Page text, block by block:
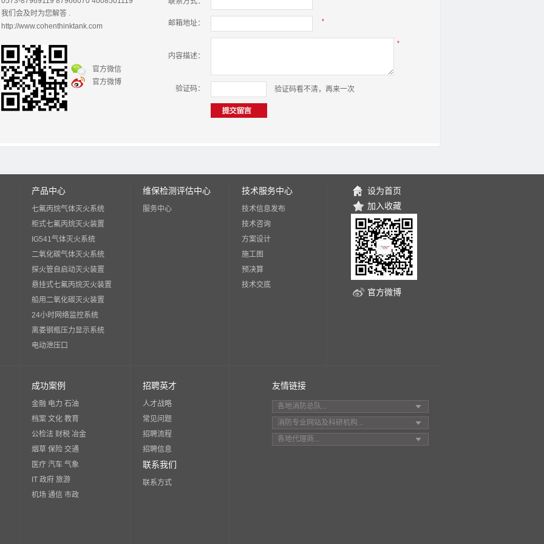
我们会及时为您解答 .
http://www.cohenthinktank.com
官方微信
官方微博
邮箱地址： *
内容描述：
*
验证码： 验证码看不清，再来一次
产品中心
七氟丙烷气体灭火系统
柜式七氟丙烷灭火装置
IG541气体灭火系统
二氧化碳气体灭火系统
探火管自启动灭火装置
悬挂式七氟丙烷灭火装置
船用二氧化碳灭火装置
24小时网络监控系统
离娄钢瓶压力显示系统
电动泄压口
维保检测评估中心
服务中心
技术服务中心
技术信息发布
技术咨询
方案设计
施工图
预决算
技术交底
设为首页
加入收藏
官方微博
成功案例
金融 电力 石油
档案 文化 教育
公检法 财税 冶金
烟草 保险 交通
医疗 汽车 气象
IT 政府 旅游
机场 通信 市政
招聘英才
人才战略
常见问题
招聘流程
招聘信息
联系我们
联系方式
友情链接
各地消防总队...
消防专业网站及科研机构...
各地代理商...